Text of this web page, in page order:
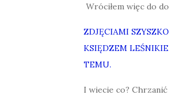
Wróciłem więc do
ZDJĘCIAMI
KSIĘDZEM
TEMU.
I wiecie co?